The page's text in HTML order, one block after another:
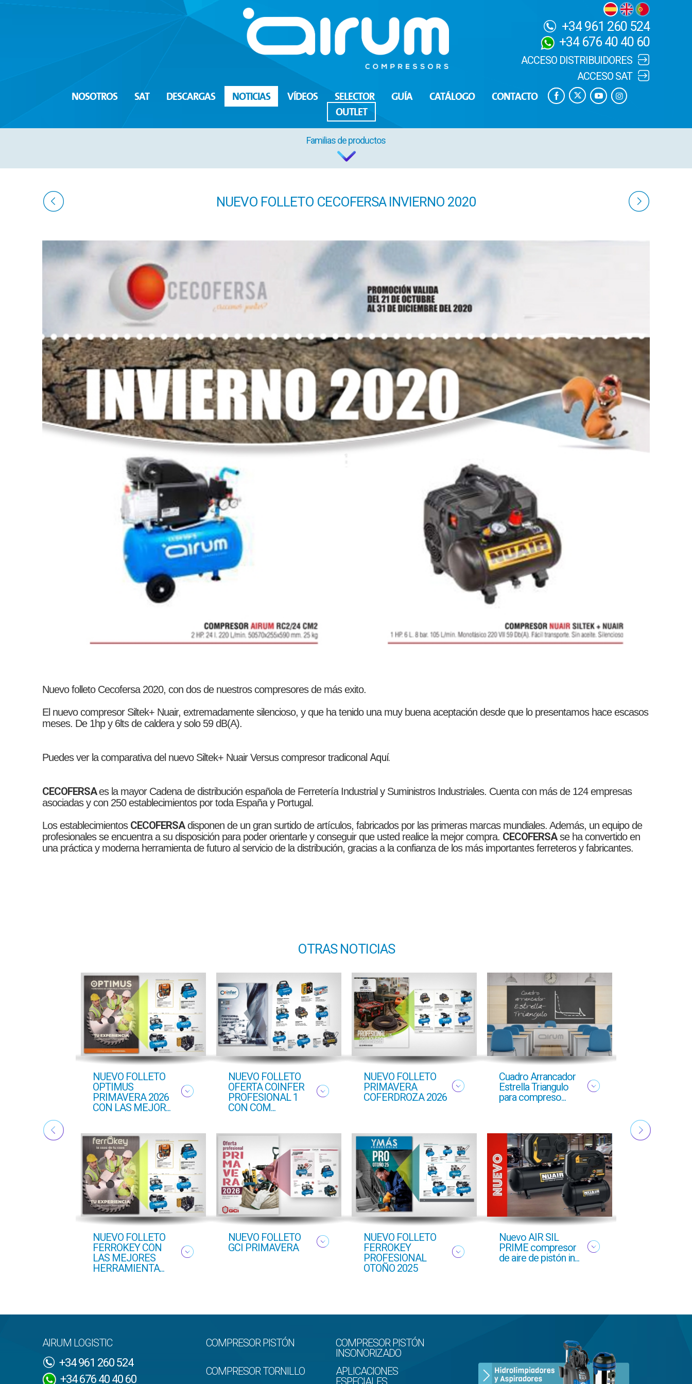
+34 961 260 524
+34 676 40 40 60
ACCESO DISTRIBUIDORES
ACCESO SAT
NOSOTROS SAT DESCARGAS NOTICIAS VÍDEOS SELECTOR GUÍA CATÁLOGO
CONTACTO
OUTLET
Familias de productos
NUEVO FOLLETO CECOFERSA INVIERNO 2020
Nuevo folleto Cecofersa 2020, con dos de nuestros compresores de más exito.
El nuevo compresor Siltek+ Nuair, extremadamente silencioso, y que ha tenido una muy buena aceptación desde que lo presentamos hace escasos
meses. De 1hp y 6lts de caldera y solo 59 dB(A).
Puedes ver la comparativa del nuevo Siltek+ Nuair Versus compresor tradiconal Aquí.
CECOFERSAes la mayor Cadena de distribución española de Ferretería Industrial y Suministros Industriales. Cuenta con más de 124 empresas
asociadas y con 250 establecimientos por toda España y Portugal.
Los establecimientos CECOFERSAdisponen de un gran surtido de artículos, fabricados por las primeras marcas mundiales. Además, un equipo de
profesionales se encuentra a su disposición para poder orientarle y conseguir que usted realice la mejor compra. CECOFERSAse ha convertido en
una práctica y moderna herramienta de futuro al servicio de la distribución, gracias a la confianza de los más importantes ferreteros y fabricantes.
OTRAS NOTICIAS
NUEVO FOLLETO
OPTIMUS
PRIMAVERA 2026
CON LAS MEJOR...
NUEVO FOLLETO
FERROKEY CON
LAS MEJORES
HERRAMIENTA...
NUEVO FOLLETO
OFERTA COINFER
PROFESIONAL 1
CON COM...
NUEVO FOLLETO
GCI PRIMAVERA
NUEVO FOLLETO
PRIMAVERA
COFERDROZA 2026
NUEVO FOLLETO
FERROKEY
PROFESIONAL
OTOÑO 2025
Cuadro Arrancador
Estrella Triangulo
para compreso...
Nuevo AIR SIL
PRIME compresor
de aire de pistón in...
AIRUM LOGISTIC
+34 961 260 524
+34 676 40 40 60
COMPRESOR PISTÓN
COMPRESOR PISTÓN
INSONORIZADO
COMPRESOR TORNILLO
APLICACIONES